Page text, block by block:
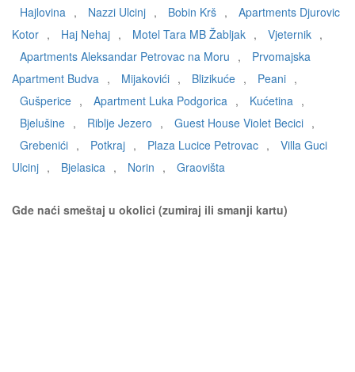
Hajlovina , Nazzi Ulcinj , Bobin Krš ,
Apartments Djurovic
Kotor , Haj Nehaj , Motel Tara MB Žabljak , Vjeternik ,
Apartments Aleksandar Petrovac na Moru ,
Prvomajska
Apartment Budva , Mijakovići , Blizikuće , Peani ,
Gušperice , Apartment Luka Podgorica , Kućetina ,
Bjelušine , Riblje Jezero , Guest House Violet Becici ,
Grebenići , Potkraj , Plaza Lucice Petrovac ,
Villa Guci
Ulcinj , Bjelasica , Norin , Graovišta
Gde naći smeštaj u okolici (zumiraj ili smanji kartu)